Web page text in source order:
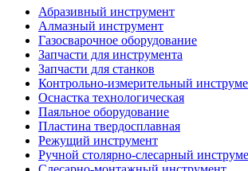
Абразивный инструмент
Алмазный инструмент
Газосварочное оборудование
Запчасти для инструмента
Запчасти для станков
Контрольно-измерительный
Оснастка технологическая
Паяльное оборудование
Пластина твердосплавная
Режущий инструмент
Ручной столярно-слесарный